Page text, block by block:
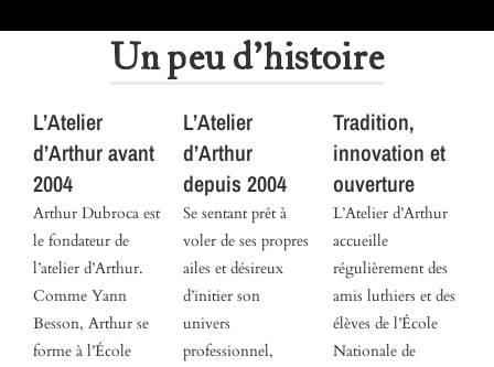
Un peu d'histoire
L’Atelier
d’Arthur avant
2004
Arthur Dubroca est
le fondateur de
l’atelier d’Arthur.
Comme Yann
Besson, Arthur se
forme à l’École
L’Atelier
d’Arthur
depuis 2004
Se sentant prêt à
voler de ses propres
ailes et désireux
d’initier son
univers
professionnel,
Tradition,
innovation et
ouverture
L’Atelier d’Arthur
accueille
régulièrement des
amis luthiers et des
élèves de l’École
Nationale de